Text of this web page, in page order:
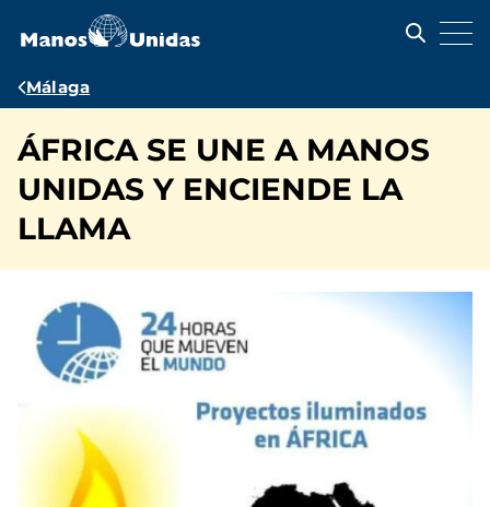
contenido
Ruta
navegación
Málaga
ÁFRICA SE UNE A MANOS
UNIDAS Y ENCIENDE LA
LLAMA